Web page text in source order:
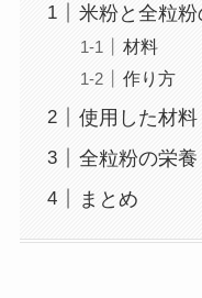
米粉と全粒
材料
作り方
使用した材料
全粒粉の栄養
まとめ